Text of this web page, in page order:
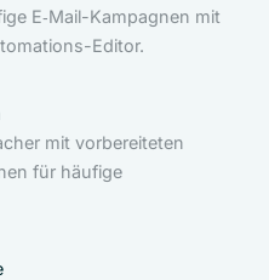
E‑Mail-Kampagnen mit
Editor.
mit vorbereiteten
für häufige